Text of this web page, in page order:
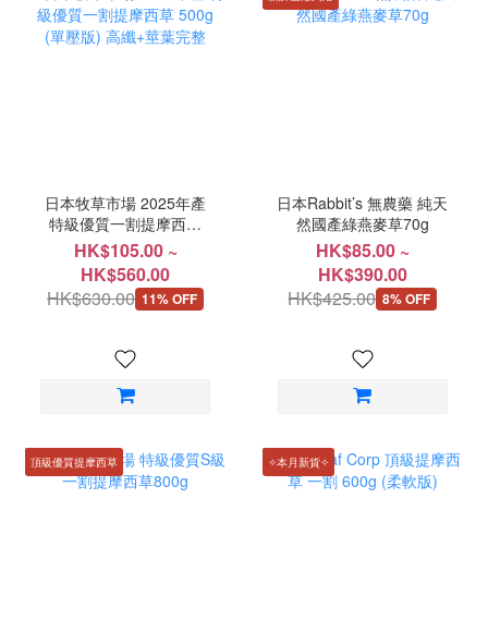
日本牧草市場 2025年產
特級優質一割提摩西草
500g (單壓版) 高纖+莖葉
完整
HK$105.00 ~
HK$560.00
HK$630.00 11% OFF
日本Rabbit’s 無農藥 純天
然國產綠燕麥草70g
HK$85.00 ~
HK$390.00
HK$425.00 8% OFF
頂級優質提摩西草 ✧本月新貨✧